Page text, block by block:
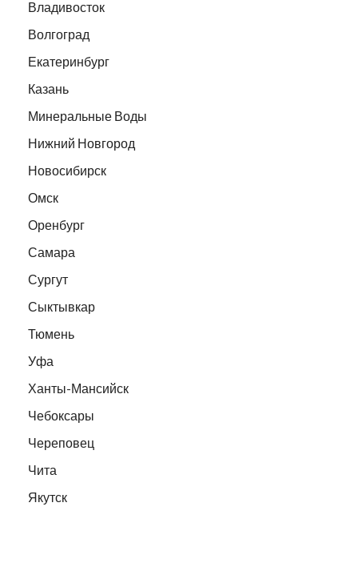
Владивосток
Волгоград
Екатеринбург
Казань
Минеральные Воды
Нижний Новгород
Новосибирск
Омск
Оренбург
Самара
Сургут
Сыктывкар
Тюмень
Уфа
Ханты-Мансийск
Чебоксары
Череповец
Чита
Якутск